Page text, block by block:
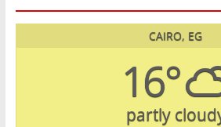
CAIRO, EG
16°
partly